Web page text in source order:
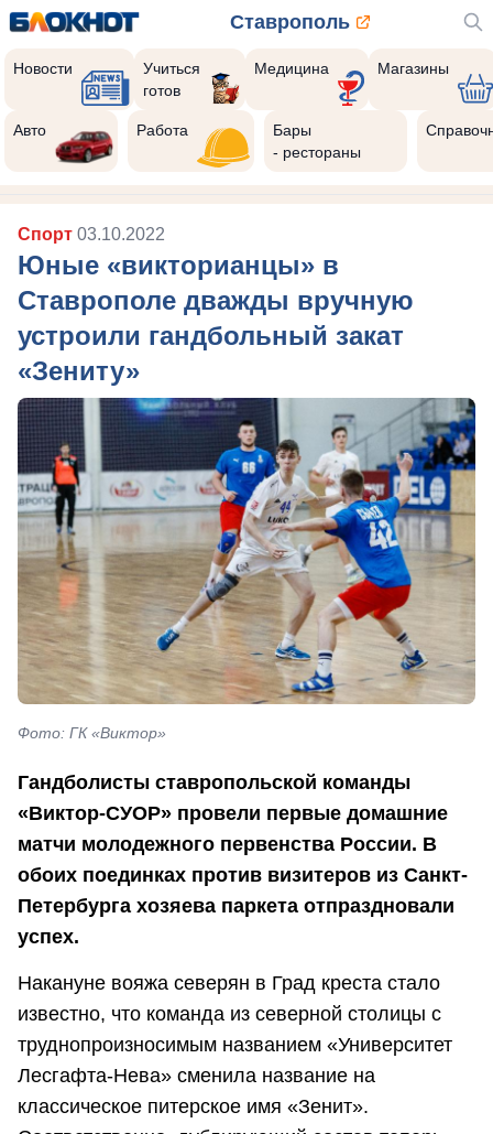
Ставрополь
Новости
Учиться
готов
Медицина Магазины
Авто Работа
Бары
- рестораны
Спорт 03.10.2022
Юные «викторианцы» в
Ставрополе дважды вручную
устроили гандбольный закат
«Зениту»
Фото: ГК «Виктор»
Гандболисты ставропольской команды
«Виктор-СУОР» провели первые домашние
матчи молодежного первенства России. В
обоих поединках против визитеров из Санкт-
Петербурга хозяева паркета отпраздновали
успех.
Накануне вояжа северян в Град креста стало
известно, что команда из северной столицы с
труднопроизносимым названием «Университет
Лесгафта-Нева» сменила название на
классическое питерское имя «Зенит».